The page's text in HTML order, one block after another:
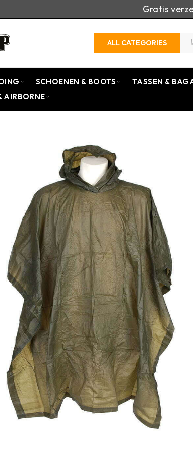
Gratis
ALL CATEGORIES
SCHOENEN & BOOTS TASSEN &
AIRBORNE